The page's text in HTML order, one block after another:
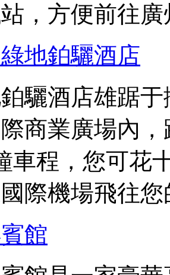
，方便前往
綠地鉑驪酒店
驪酒店雄踞
商業廣場內
車程，您可花
際機場飛往
館